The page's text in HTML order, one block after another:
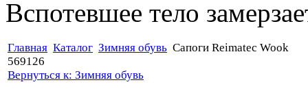
Вспотевшее тело
Главная Каталог Зимняя обувь Cапоги Reimatec Wook
569126
Вернуться к: Зимняя обувь